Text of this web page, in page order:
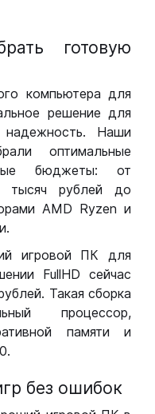
готовую
компьютера для
решение для
Наши
оптимальные
бюджеты: от
тысяч рублей до
AMD Ryzen и
игровой ПК для
FullHD сейчас
Такая сборка
процессор,
памяти и
без ошибок